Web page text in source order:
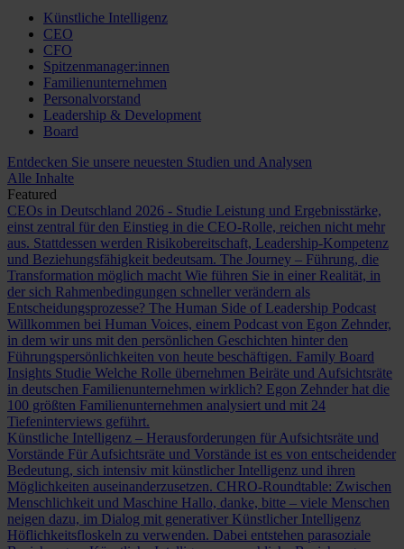
Künstliche Intelligenz
CEO
CFO
Spitzenmanager:innen
Familienunternehmen
Personalvorstand
Leadership & Development
Board
Entdecken Sie unsere neuesten Studien und Analysen
Alle Inhalte
Featured
CEOs in Deutschland 2026 - Studie Leistung und Ergebnisstärke,
einst zentral für den Einstieg in die CEO-Rolle, reichen nicht mehr
aus. Stattdessen werden Risikobereitschaft, Leadership-Kompetenz
und Beziehungsfähigkeit bedeutsam. The Journey – Führung, die
Transformation möglich macht Wie führen Sie in einer Realität, in
der sich Rahmenbedingungen schneller verändern als
Entscheidungsprozesse? The Human Side of Leadership Podcast
Willkommen bei Human Voices, einem Podcast von Egon Zehnder,
in dem wir uns mit den persönlichen Geschichten hinter den
Führungspersönlichkeiten von heute beschäftigen. Family Board
Insights Studie Welche Rolle übernehmen Beiräte und Aufsichtsräte
in deutschen Familienunternehmen wirklich? Egon Zehnder hat die
100 größten Familienunternehmen analysiert und mit 24
Tiefeninterviews geführt.
Künstliche Intelligenz – Herausforderungen für Aufsichtsräte und
Vorstände Für Aufsichtsräte und Vorstände ist es von entscheidender
Bedeutung, sich intensiv mit künstlicher Intelligenz und ihren
Möglichkeiten auseinanderzusetzen. CHRO-Roundtable: Zwischen
Menschlichkeit und Maschine Hallo, danke, bitte – viele Menschen
neigen dazu, im Dialog mit generativer Künstlicher Intelligenz
Höflichkeitsfloskeln zu verwenden. Dabei entstehen parasoziale